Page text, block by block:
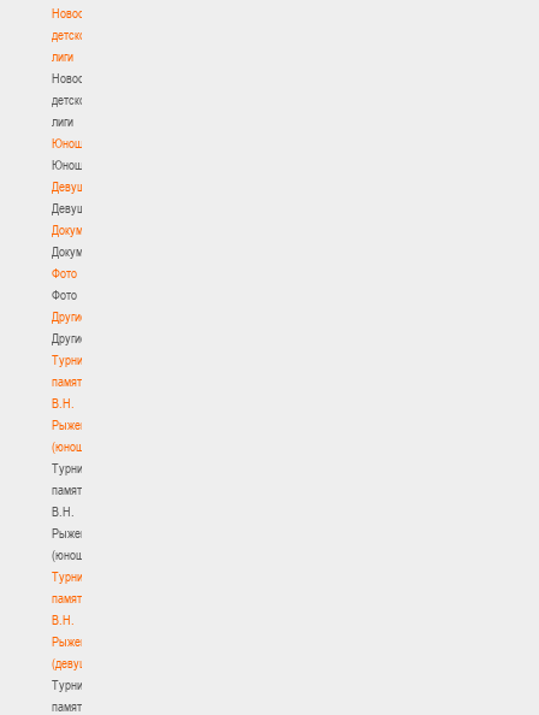
Новости
детской
лиги
Новости
детской
лиги
Юноши
Юноши
Девушки
Девушки
Документы
Документы
Фото
Фото
Другие
Другие
Турнир
памяти
В.Н.
Рыженкова
(юноши)
Турнир
памяти
В.Н.
Рыженкова
(юноши)
Турнир
памяти
В.Н.
Рыженкова
(девушки)
Турнир
памяти